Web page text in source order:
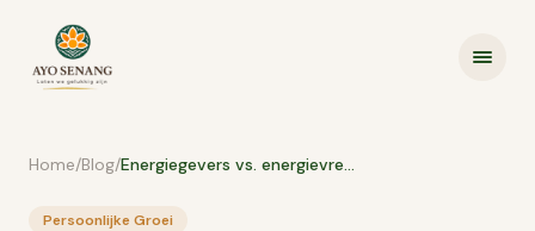
Home/Blog/ Energiegevers vs. energievreters: hoe houd je je balans?
Persoonlijke Groei